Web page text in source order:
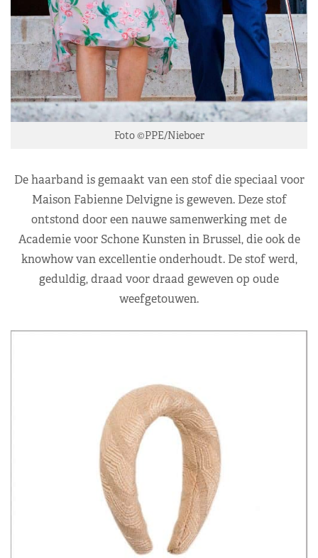
Foto ©PPE/Nieboer
De haarband is gemaakt van een stof die speciaal voor
Maison Fabienne Delvigne is geweven. Deze stof
ontstond door een nauwe samenwerking met de
Academie voor Schone Kunsten in Brussel, die ook de
knowhow van excellentie onderhoudt. De stof werd,
geduldig, draad voor draad geweven op oude
weefgetouwen.